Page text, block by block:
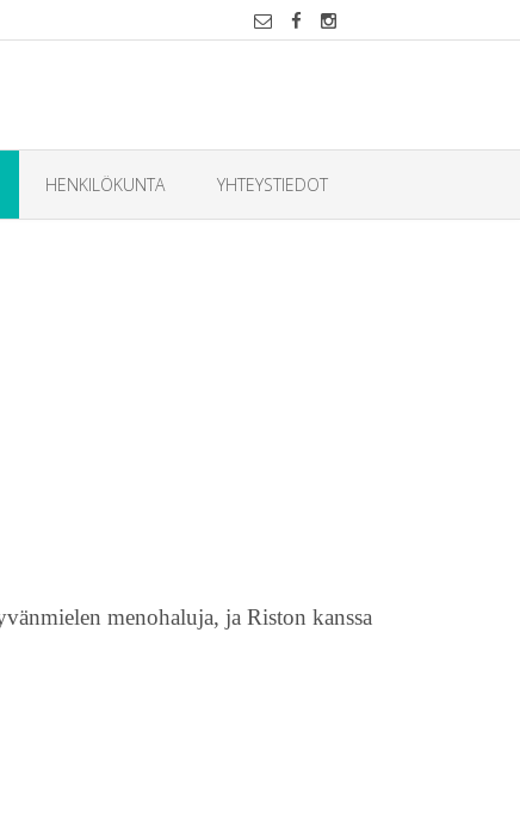
HENKILÖKUNTA YHTEYSTIEDOT
menohaluja, ja Riston kanssa